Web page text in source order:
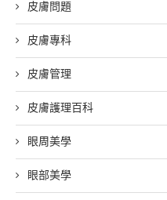
皮膚問題
皮膚專科
皮膚管理
皮膚護理百科
眼周美學
眼部美學